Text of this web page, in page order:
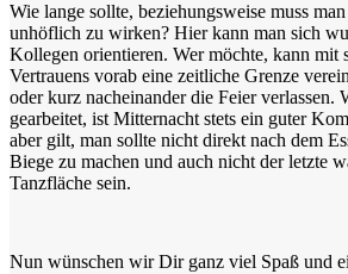
Wie lange sollte, beziehungsweise muss
unhöflich zu wirken? Hier kann man sich
Kollegen orientieren. Wer möchte, kann mit
Vertrauens vorab eine zeitliche Grenze
oder kurz nacheinander die Feier verlassen.
gearbeitet, ist Mitternacht stets ein guter
aber gilt, man sollte nicht direkt nach dem
Biege zu machen und auch nicht der letzte
Tanzfläche sein.
Nun wünschen wir Dir ganz viel Spaß und